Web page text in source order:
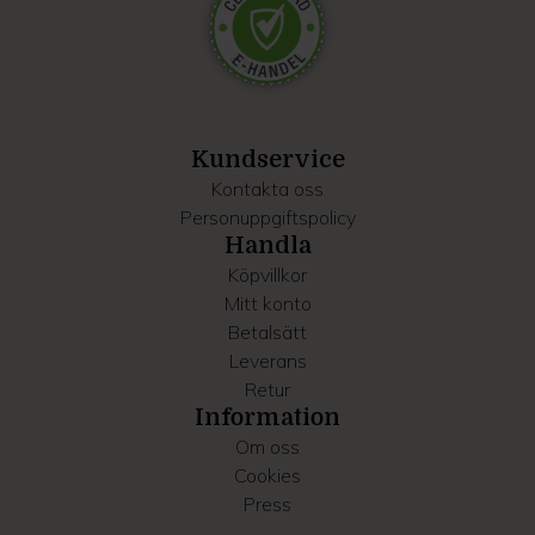
Dessa kan i sin tur kombinera informationen med annan
information som du har tillhandahållit eller som de har
samlat in när du har använt deras tjänster.
Kundservice
Kontakta oss
Personuppgiftspolicy
Handla
Köpvillkor
Mitt konto
Betalsätt
Leverans
Retur
Information
Om oss
Cookies
Press